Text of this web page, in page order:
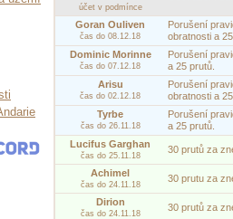
účet v podmínce
Goran Ouliven
čas do 08.12.18
Porušení
obratnosti a
Dominic Morinne
čas do 07.12.18
Porušení
a 25 prutů.
Arisu
čas do 02.12.18
Porušení
obratnosti a
Tyrbe
čas do 26.11.18
Porušení
a 25 prutů.
Lucifus Garghan
čas do 25.11.18
30 prutů za
Achimel
čas do 24.11.18
30 prutu za
Dirion
čas do 24.11.18
30 prutů za